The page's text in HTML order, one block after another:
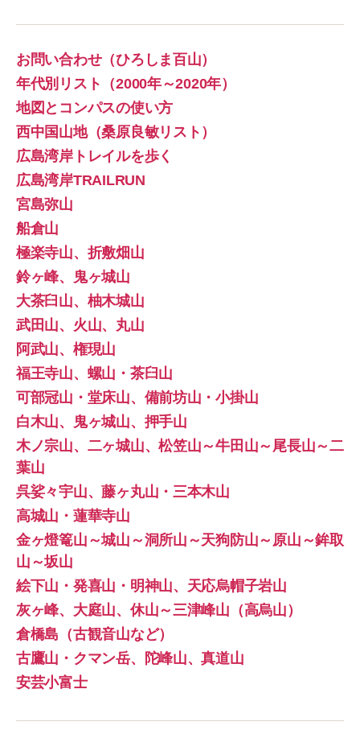
お問い合わせ（ひろしま百山）
年代別リスト（2000年～2020年）
地図とコンパスの使い方
西中国山地（桑原良敏リスト）
広島湾岸トレイルを歩く
広島湾岸TRAILRUN
宮島弥山
船倉山
極楽寺山、折敷畑山
鈴ヶ峰、鬼ヶ城山
大茶臼山、柚木城山
武田山、火山、丸山
阿武山、権現山
福王寺山、螺山・茶臼山
可部冠山・堂床山、備前坊山・小掛山
白木山、鬼ヶ城山、押手山
木ノ宗山、二ヶ城山、松笠山～牛田山～尾長山～二
葉山
呉娑々宇山、藤ヶ丸山・三本木山
高城山・蓮華寺山
金ヶ燈篭山～城山～洞所山～天狗防山～原山～鉾取
山～坂山
絵下山・発喜山・明神山、天応烏帽子岩山
灰ヶ峰、大庭山、休山～三津峰山（高烏山）
倉橋島（古観音山など）
古鷹山・クマン岳、陀峰山、真道山
安芸小富士